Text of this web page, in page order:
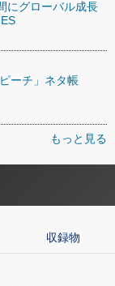
にグローバル成長
ーチ」ネタ帳
もっと見る
収録物